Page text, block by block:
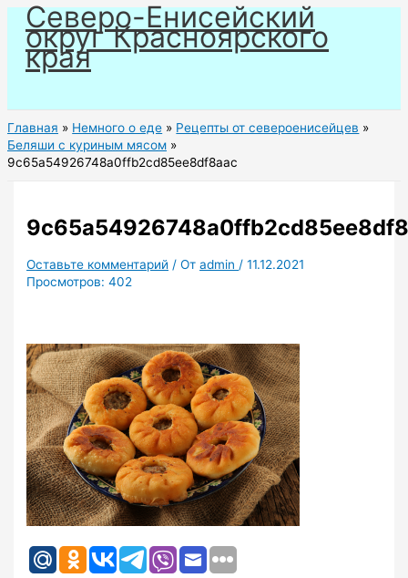
Перейти
содержимому
Северо-Енисейский
округ Красноярского
края
Главная Немного о еде
Рецепты от североенисейцев
Беляши с куриным мясом
9c65a54926748a0ffb2cd85ee8df8aac
Оставьте комментарий / Отadmin /11.12.2021
Просмотров: 402